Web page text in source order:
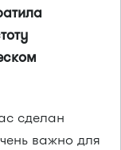
сделан
важно для